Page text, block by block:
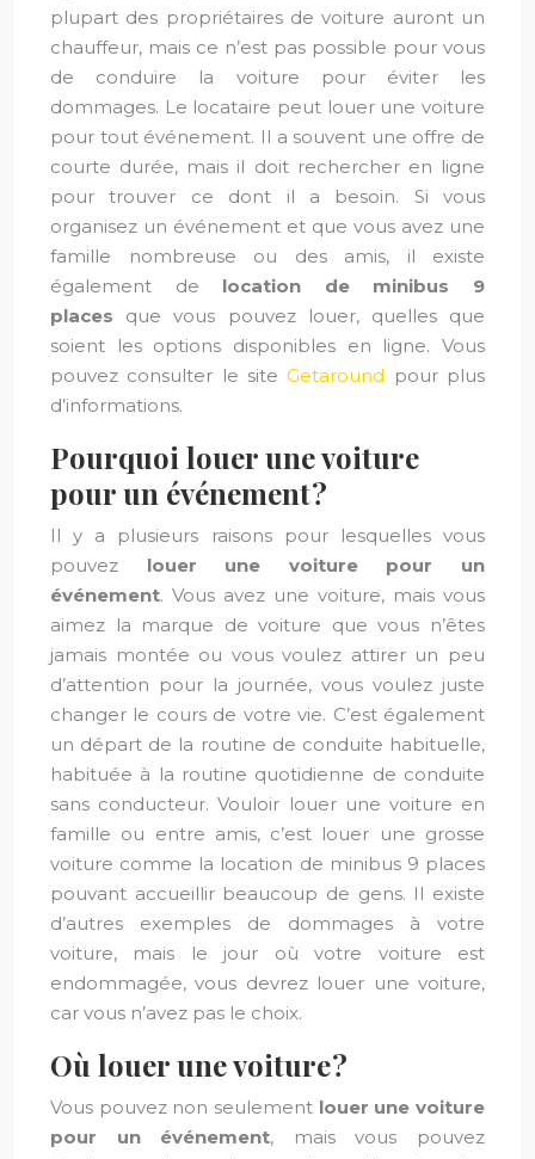
plupart des propriétaires de voiture auront un
chauffeur, mais ce n’est pas possible pour vous
de conduire la voiture pour éviter les
dommages. Le locataire peut louer une voiture
pour tout événement. Il a souvent une offre de
courte durée, mais il doit rechercher en ligne
pour trouver ce dont il a besoin. Si vous
organisez un événement et que vous avez une
famille nombreuse ou des amis, il existe
également de location de minibus 9
places que vous pouvez louer, quelles que
soient les options disponibles en ligne. Vous
pouvez consulter le siteGetaround pour plus
d’informations.
Pourquoi louer une voiture
pour un événement ?
Il y a plusieurs raisons pour lesquelles vous
pouvez louer une voiture pour un
événement. Vous avez une voiture, mais vous
aimez la marque de voiture que vous n’êtes
jamais montée ou vous voulez attirer un peu
d’attention pour la journée, vous voulez juste
changer le cours de votre vie. C’est également
un départ de la routine de conduite habituelle,
habituée à la routine quotidienne de conduite
sans conducteur. Vouloir louer une voiture en
famille ou entre amis, c’est louer une grosse
voiture comme la location de minibus 9 places
pouvant accueillir beaucoup de gens. Il existe
d’autres exemples de dommages à votre
voiture, mais le jour où votre voiture est
endommagée, vous devrez louer une voiture,
car vous n’avez pas le choix.
Où louer une voiture ?
Vous pouvez non seulement louer une voiture
pour un événement, mais vous pouvez